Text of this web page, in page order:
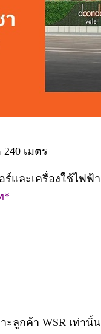
เมตร
ร์และเครื่องใช้ไฟฟ้า
*
ะลูกค้า WSR เท่านั้น